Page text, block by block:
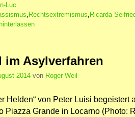
Luc
Rechtsextremismus Ricarda
im Asylverfahren
2014 von Roger Weil
Helden“ von Peter Luisi begeistert
Piazza Grande in Locarno (Photo: